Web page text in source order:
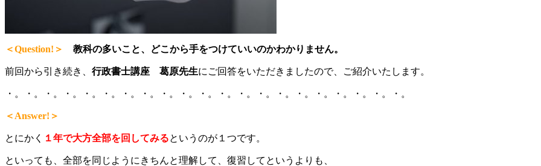
＜Question!＞ 教科の多いこと、どこから手をつけていいのかわかりません。
前回から引き続き、 行政書士講座 葛原先生にご回答をいただきましたので、ご紹介いたします。
・。・。・。・。・。・。・。・。・。・。・。・。・。・。・。・。・。・。・。・。・。
＜Answer!＞
とにかく １年で大方全部を回してみるというのが１つです。
といっても、全部を同じようにきちんと理解して、復習してというよりも、